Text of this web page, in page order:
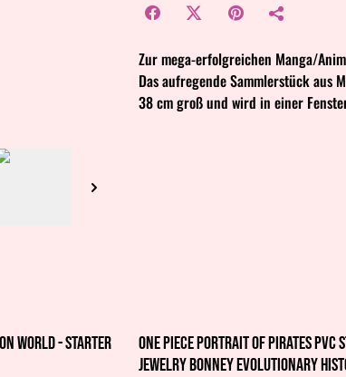
Zur mega-erfolgreichen Manga/
Das aufregende Sammlerstück aus
38 cm groß und wird in einer
World - Starter
One Piece Portrait Of Pirates PVC
Jewelry Bonney Evolutionary